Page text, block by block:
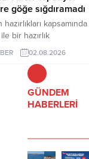
göğe sığdıramadı
kapsamında
bir hazırlık
karşı karşıya gelen
maçtan 2-2'lik
ayrılırken, Arda Güler
basınının
02.08.2026
GÜNDEM
HABERLERİ